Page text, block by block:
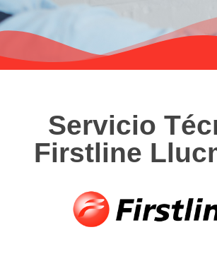
Servicio
Firstline